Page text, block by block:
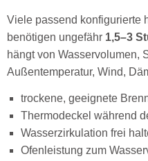
Viele passend konfigurierte
benötigen ungefähr 1,5–3
hängt von Wasservolumen,
Außentemperatur, Wind,
trockene, geeignete
Thermodeckel während
Wasserzirkulation frei
Ofenleistung zum